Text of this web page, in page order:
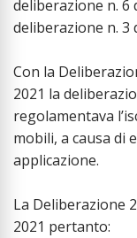
deliberazione n. 6
deliberazione n. 3
Con la
2021 la
regolamentava
mobili, a causa di
applicazione.
La Deliberazione
2021 pertanto: